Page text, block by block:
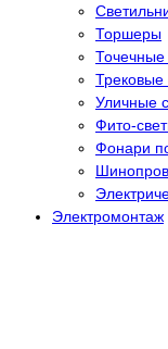
Торшеры
Точечные
Трековые
Уличные
Фито-
Фонари
Электромонтаж